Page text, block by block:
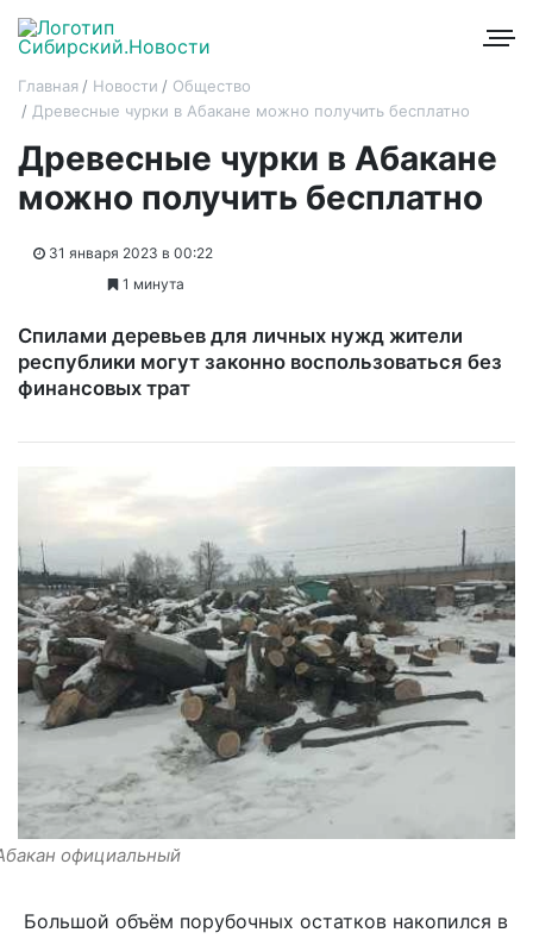
Главная Новости
Общество
Древесные чурки в Абакане можно получить бесплатно
Древесные чурки в Абакане
можно получить бесплатно
31 января 2023 в 00:22
1 минута
Спилами деревьев для личных нужд жители
республики могут законно воспользоваться без
финансовых трат
официальный
Большой объём порубочных остатков накопился в